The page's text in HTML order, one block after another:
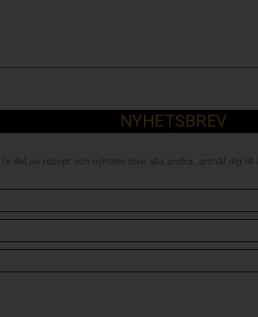
NYHETSBREV
Ta del av recept och nyheter före alla andra, anmäl dig till